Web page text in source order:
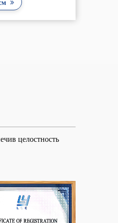
см
целостность